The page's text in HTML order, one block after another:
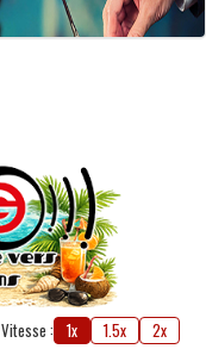
Vitesse : 1x 1.5x 2x